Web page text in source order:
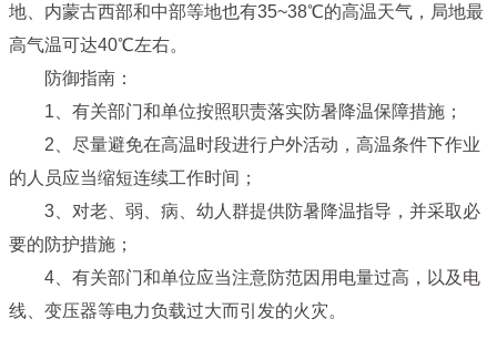
地、内蒙古西部和中部等地也有35~38℃的高温天气，局地最
高气温可达40℃左右。
防御指南：
1、有关部门和单位按照职责落实防暑降温保障措施；
2、尽量避免在高温时段进行户外活动，高温条件下作业
的人员应当缩短连续工作时间；
3、对老、弱、病、幼人群提供防暑降温指导，并采取必
要的防护措施；
4、有关部门和单位应当注意防范因用电量过高，以及电
线、变压器等电力负载过大而引发的火灾。